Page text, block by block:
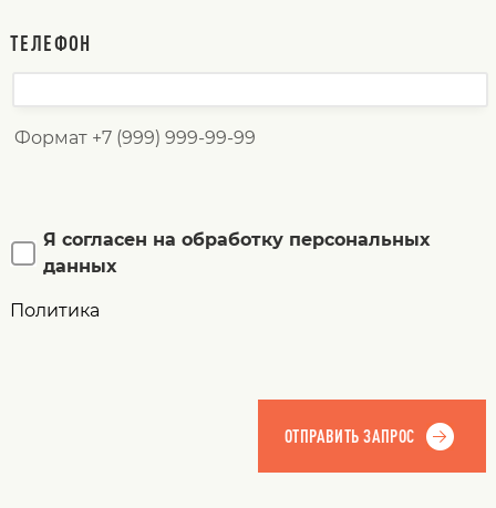
ТЕЛЕФОН
Формат +7 (999) 999-99-99
Я согласен на обработку персональных
данных
Политика